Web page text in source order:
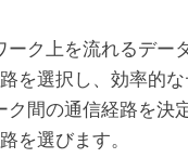
ーク上を流れるデー
を選択し、効率的な
ク間の通信経路を決
を選びます。